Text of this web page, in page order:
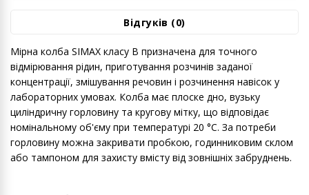
Відгуків (0)
Мірна колба SIMAX класу B призначена для точного
відмірювання рідин, приготування розчинів заданої
концентрації, змішування речовин і розчинення навісок у
лабораторних умовах. Колба має плоске дно, вузьку
циліндричну горловину та кругову мітку, що відповідає
номінальному об'єму при температурі 20 °C. За потреби
горловину можна закривати пробкою, годинниковим склом
або тампоном для захисту вмісту від зовнішніх забруднень.